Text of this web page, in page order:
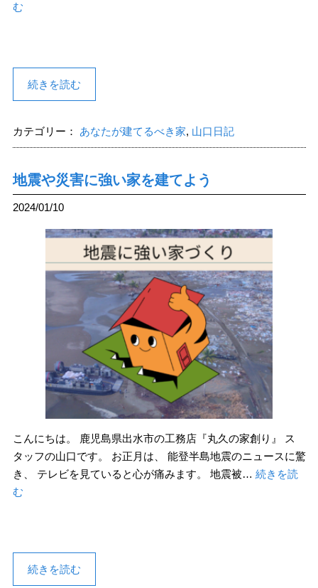
む
続きを読む
カテゴリー： あなたが建てるべき家, 山口日記
地震や災害に強い家を建てよう
2024/01/10
こんにちは。 鹿児島県出水市の工務店『丸久の家創り』 ス
タッフの山口です。 お正月は、 能登半島地震のニュースに驚
き、 テレビを見ていると心が痛みます。 地震被… 続きを読
む
続きを読む